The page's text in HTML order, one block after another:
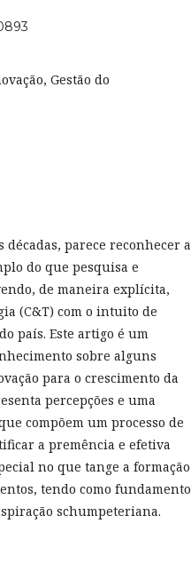
Gestão do
parece reconhecer a
do que pesquisa e
de maneira explícita,
(C&T) com o intuito de
país. Este artigo é um
sobre alguns
para o crescimento da
percepções e uma
compõem um processo de
a premência e efetiva
no que tange a formação
tendo como fundamento
schumpeteriana.